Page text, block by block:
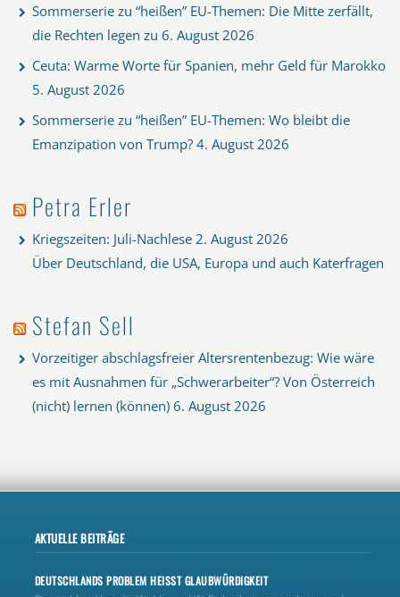
Sommerserie zu “heißen” EU-Themen: Die Mitte zerfällt,
die Rechten legen zu 6. August 2026
Ceuta: Warme Worte für Spanien, mehr Geld für Marokko
5. August 2026
Sommerserie zu “heißen” EU-Themen: Wo bleibt die
Emanzipation von Trump? 4. August 2026
Petra Erler
Kriegszeiten: Juli-Nachlese 2. August 2026
Über Deutschland, die USA, Europa und auch Katerfragen
Stefan Sell
Vorzeitiger abschlagsfreier Altersrentenbezug: Wie wäre
es mit Ausnahmen für „Schwerarbeiter“? Von Österreich
(nicht) lernen (können) 6. August 2026
AKTUELLE BEITRÄGE
DEUTSCHLANDS PROBLEM HEISST GLAUBWÜRDIGKEIT